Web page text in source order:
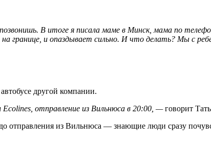
В итоге я писала маме в Минск, мама по
границе, и опаздывает сильно. И что делать? Мы с
другой компании.
отправление из Вильнюса в 20:00, —говорит
отправления из Вильнюса — знающие люди сразу